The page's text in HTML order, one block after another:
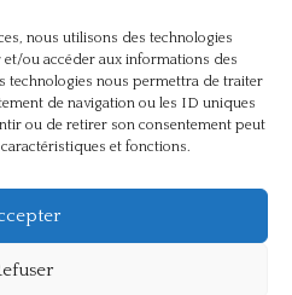
nous utilisons des technologies
ou accéder aux informations des
technologies nous permettra de traiter
de navigation ou les ID uniques
ou de retirer son consentement peut
et fonctions.
médias(750)